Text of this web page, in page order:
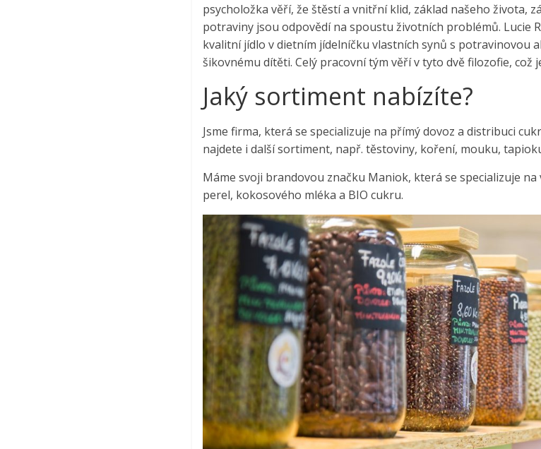
psycholožka věří, že štěstí a vnitřní klid, základ našeho života,
potraviny jsou odpovědí na spoustu životních problémů. Lucie
kvalitní jídlo v dietním jídelníčku vlastních synů s potravinovou
šikovnému dítěti. Celý pracovní tým věří v tyto dvě filozofie, což
Jaký sortiment nabízíte?
Jsme firma, která se specializuje na přímý dovoz a distribuci
najdete i další sortiment, např. těstoviny, koření, mouku,
Máme svoji brandovou značku Maniok, která se specializuje
perel, kokosového mléka a BIO cukru.